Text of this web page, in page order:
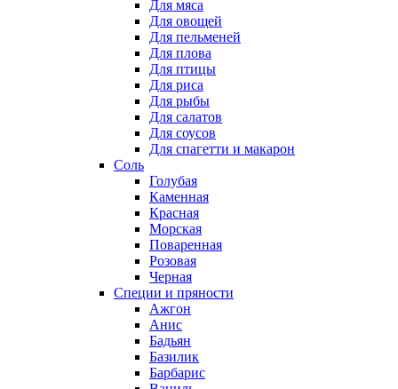
Для мяса
Для овощей
Для пельменей
Для плова
Для птицы
Для риса
Для рыбы
Для салатов
Для соусов
Для спагетти и макарон
Соль
Голубая
Каменная
Красная
Морская
Поваренная
Розовая
Черная
Специи и пряности
Ажгон
Анис
Бадьян
Базилик
Барбарис